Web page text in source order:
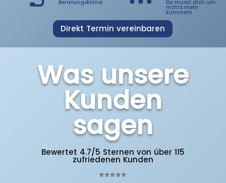
Beratungsklima
Du musst dich um
nichts mehr
kümmern
Direkt Termin vereinbaren
Was unsere
Kunden
sagen
Bewertet 4.7/5 Sternen von über 115
zufriedenen Kunden
⭐⭐⭐⭐⭐